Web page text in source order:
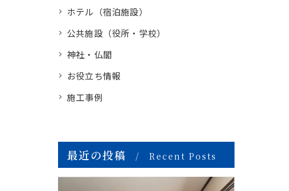
ホテル（宿泊施設）
公共施設（役所・学校）
神社・仏閣
お役立ち情報
施工事例
最近の投稿 Recent Posts